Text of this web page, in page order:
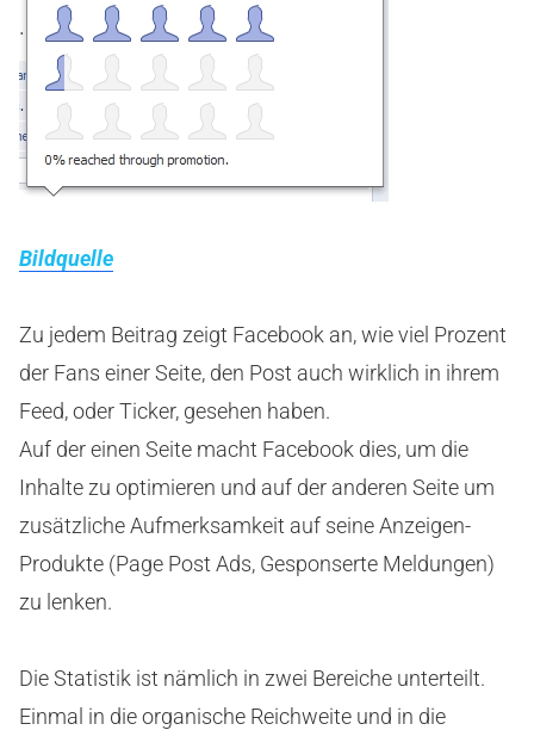
Bildquelle
Zu jedem Beitrag zeigt Facebook an, wie viel Prozent
der Fans einer Seite, den Post auch wirklich in ihrem
Feed, oder Ticker, gesehen haben.
Auf der einen Seite macht Facebook dies, um die
Inhalte zu optimieren und auf der anderen Seite um
zusätzliche Aufmerksamkeit auf seine Anzeigen-
Produkte (Page Post Ads, Gesponserte Meldungen)
zu lenken.
Die Statistik ist nämlich in zwei Bereiche unterteilt.
Einmal in die organische Reichweite und in die